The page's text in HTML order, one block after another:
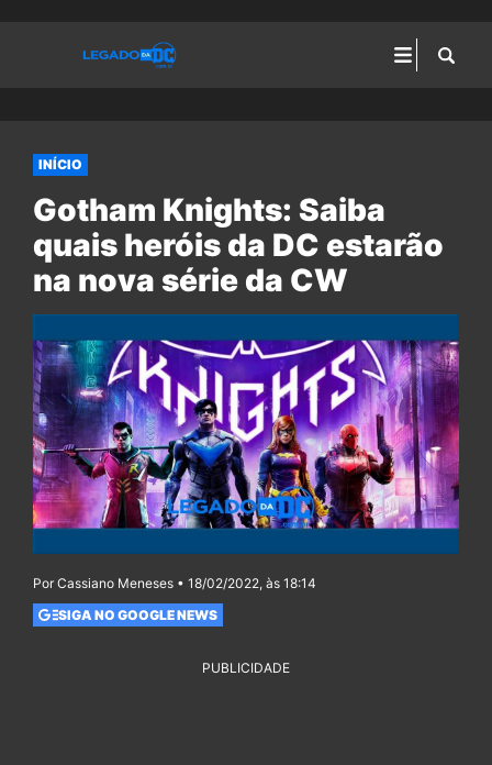
INÍCIO
Gotham Knights: Saiba
quais heróis da DC estarão
na nova série da CW
Por Cassiano Meneses • 18/02/2022, às 18:14
SIGA NO GOOGLE NEWS
PUBLICIDADE